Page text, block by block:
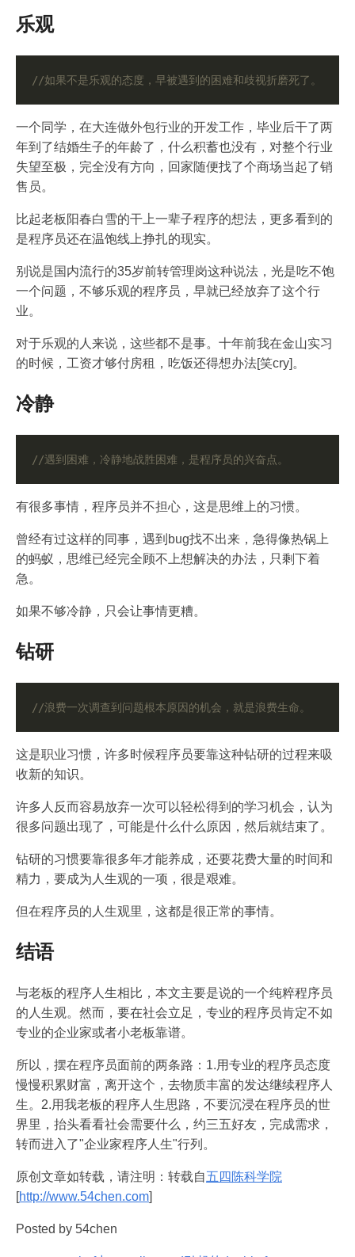
乐观
一个同学，在大连做外包行业的开发工作，毕业后干了两
年到了结婚生子的年龄了，什么积蓄也没有，对整个行业
失望至极，完全没有方向，回家随便找了个商场当起了销
售员。
比起老板阳春白雪的干上一辈子程序的想法，更多看到的
是程序员还在温饱线上挣扎的现实。
别说是国内流行的35岁前转管理岗这种说法，光是吃不饱
一个问题，不够乐观的程序员，早就已经放弃了这个行
业。
对于乐观的人来说，这些都不是事。十年前我在金山实习
的时候，工资才够付房租，吃饭还得想办法[笑cry]。
冷静
有很多事情，程序员并不担心，这是思维上的习惯。
曾经有过这样的同事，遇到bug找不出来，急得像热锅上
的蚂蚁，思维已经完全顾不上想解决的办法，只剩下着
急。
如果不够冷静，只会让事情更糟。
钻研
这是职业习惯，许多时候程序员要靠这种钻研的过程来吸
收新的知识。
许多人反而容易放弃一次可以轻松得到的学习机会，认为
很多问题出现了，可能是什么什么原因，然后就结束了。
钻研的习惯要靠很多年才能养成，还要花费大量的时间和
精力，要成为人生观的一项，很是艰难。
但在程序员的人生观里，这都是很正常的事情。
结语
与老板的程序人生相比，本文主要是说的一个纯粹程序员
的人生观。然而，要在社会立足，专业的程序员肯定不如
专业的企业家或者小老板靠谱。
所以，摆在程序员面前的两条路：1.用专业的程序员态度
慢慢积累财富，离开这个，去物质丰富的发达继续程序人
生。2.用我老板的程序人生思路，不要沉浸在程序员的世
界里，抬头看看社会需要什么，约三五好友，完成需求，
转而进入了"企业家程序人生"行列。
原创文章如转载，请注明：转载自五四陈科学院
[http://www.54chen.com]
Posted by 54chen